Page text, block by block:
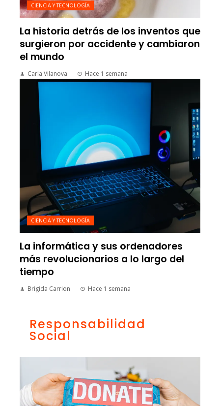
CIENCIA Y TECNOLOGÍA
La historia detrás de los inventos que
surgieron por accidente y cambiaron
el mundo
Carla Vilanova Hace 1 semana
CIENCIA Y TECNOLOGÍA
La informática y sus ordenadores
más revolucionarios a lo largo del
tiempo
Brigida Carrion Hace 1 semana
Responsabilidad
Social